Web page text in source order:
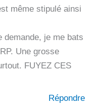
même stipulé ainsi
demande, je me bats
Une grosse
FUYEZ CES
Répondre